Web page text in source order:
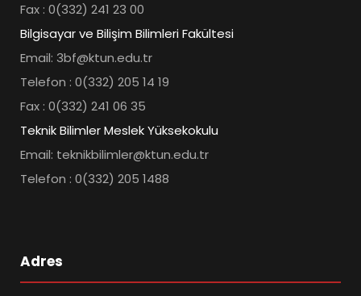
Fax : 0(332) 241 23 00
Bilgisayar ve Bilişim Bilimleri Fakültesi
Email: 3bf@ktun.edu.tr
Telefon : 0(332) 205 14 19
Fax : 0(332) 241 06 35
Teknik Bilimler Meslek Yüksekokulu
Email: teknikbilimler@ktun.edu.tr
Telefon : 0(332) 205 1488
Adres